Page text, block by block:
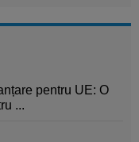
pentru UE: O
...